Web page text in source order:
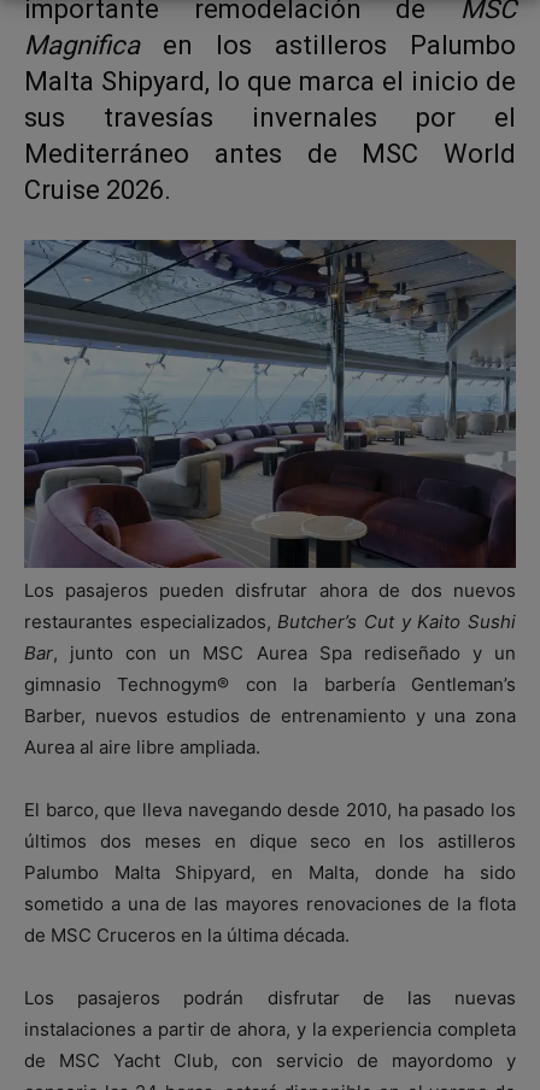
importante remodelación deMSC
Magnificaen los astilleros Palumbo
Malta Shipyard, lo que marca el inicio de
sus travesías invernales por el
Mediterráneo antes de MSC World
Cruise 2026.
Los pasajeros pueden disfrutar ahora de dos nuevos
restaurantes especializados, Butcher’s Cut y Kaito Sushi
Bar, junto con un MSC Aurea Spa rediseñado y un
gimnasio Technogym® con la barbería Gentleman’s
Barber, nuevos estudios de entrenamiento y una zona
Aurea al aire libre ampliada.
El barco, que lleva navegando desde 2010, ha pasado los
últimos dos meses en dique seco en los astilleros
Palumbo Malta Shipyard, en Malta, donde ha sido
sometido a una de las mayores renovaciones de la flota
de MSC Cruceros en la última década.
Los pasajeros podrán disfrutar de las nuevas
instalaciones a partir de ahora, y la experiencia completa
de MSC Yacht Club, con servicio de mayordomo y